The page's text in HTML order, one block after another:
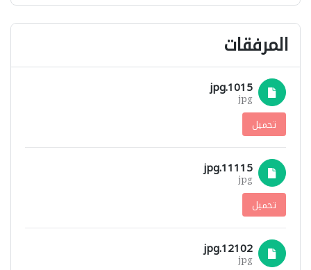
المرفقات
1015.jpg
jpg
تحميل
11115.jpg
jpg
تحميل
12102.jpg
jpg